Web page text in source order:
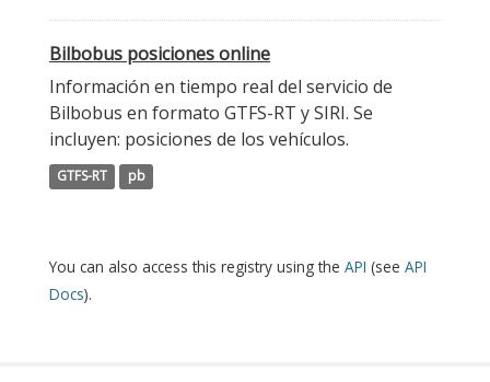
Bilbobus posiciones online
Información en tiempo real del servicio de
Bilbobus en formato GTFS-RT y SIRI. Se
incluyen: posiciones de los vehículos.
GTFS-RT pb
You can also access this registry using the API (see API
Docs).